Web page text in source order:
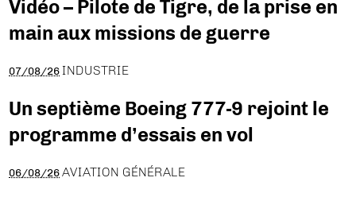
Vidéo – Pilote de Tigre, de la prise en
main aux missions de guerre
07/08/26 INDUSTRIE
Un septième Boeing 777-9 rejoint le
programme d’essais en vol
06/08/26 AVIATION GÉNÉRALE